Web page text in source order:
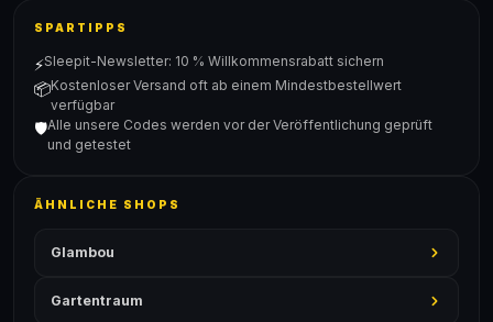
SPARTIPPS
⚡Sleepit-Newsletter: 10 % Willkommensrabatt sichern
📦Kostenloser Versand oft ab einem Mindestbestellwert
verfügbar
🛡️Alle unsere Codes werden vor der Veröffentlichung geprüft
und getestet
ÄHNLICHE SHOPS
Glambou
Gartentraum